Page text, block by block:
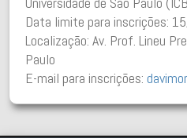
Data limite para inscrições:
Localização: Av. Prof. Lineu
Paulo
E-mail para inscrições: